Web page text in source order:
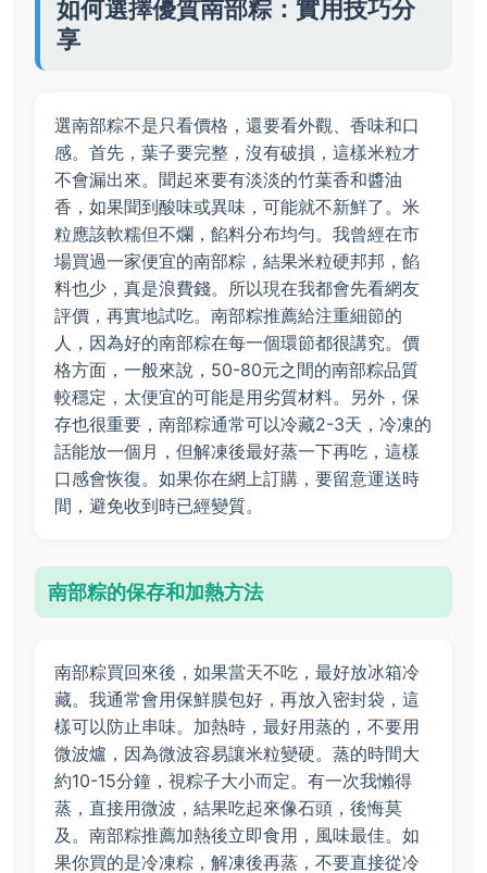
如何選擇優質南部粽：實用技巧分
享
選南部粽不是只看價格，還要看外觀、香味和口
感。首先，葉子要完整，沒有破損，這樣米粒才
不會漏出來。聞起來要有淡淡的竹葉香和醬油
香，如果聞到酸味或異味，可能就不新鮮了。米
粒應該軟糯但不爛，餡料分布均勻。我曾經在市
場買過一家便宜的南部粽，結果米粒硬邦邦，餡
料也少，真是浪費錢。所以現在我都會先看網友
評價，再實地試吃。南部粽推薦給注重細節的
人，因為好的南部粽在每一個環節都很講究。價
格方面，一般來說，50-80元之間的南部粽品質
較穩定，太便宜的可能是用劣質材料。另外，保
存也很重要，南部粽通常可以冷藏2-3天，冷凍的
話能放一個月，但解凍後最好蒸一下再吃，這樣
口感會恢復。如果你在網上訂購，要留意運送時
間，避免收到時已經變質。
南部粽的保存和加熱方法
南部粽買回來後，如果當天不吃，最好放冰箱冷
藏。我通常會用保鮮膜包好，再放入密封袋，這
樣可以防止串味。加熱時，最好用蒸的，不要用
微波爐，因為微波容易讓米粒變硬。蒸的時間大
約10-15分鐘，視粽子大小而定。有一次我懶得
蒸，直接用微波，結果吃起來像石頭，後悔莫
及。南部粽推薦加熱後立即食用，風味最佳。如
果你買的是冷凍粽，解凍後再蒸，不要直接從冷